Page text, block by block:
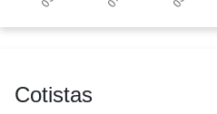
Cotistas